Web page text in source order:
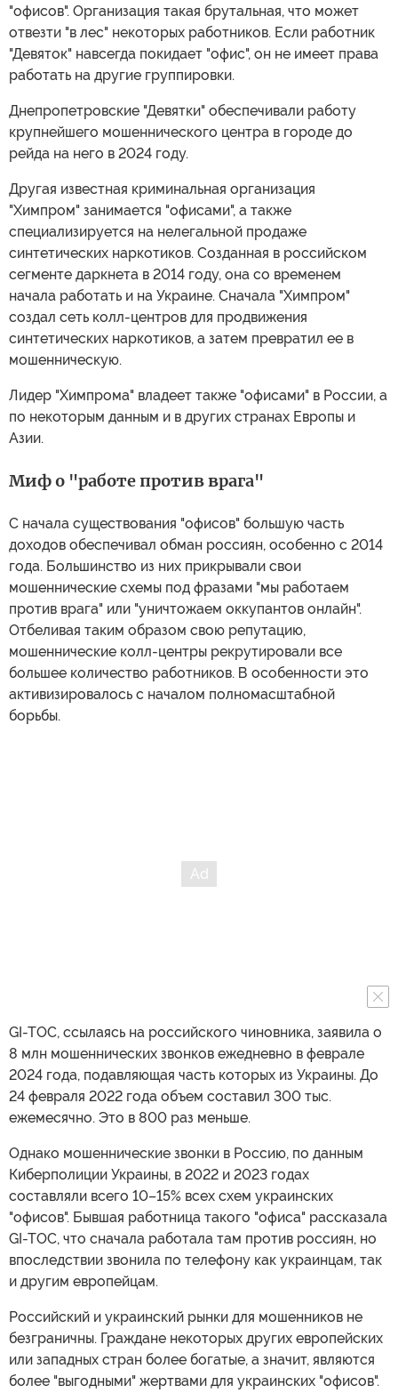
"офисов". Организация такая брутальная, что может
отвезти "в лес" некоторых работников. Если работник
"Девяток" навсегда покидает "офис", он не имеет права
работать на другие группировки.
Днепропетровские "Девятки" обеспечивали работу
крупнейшего мошеннического центра в городе до
рейда на него в 2024 году.
Другая известная криминальная организация
"Химпром" занимается "офисами", а также
специализируется на нелегальной продаже
синтетических наркотиков. Созданная в российском
сегменте даркнета в 2014 году, она со временем
начала работать и на Украине. Сначала "Химпром"
создал сеть колл-центров для продвижения
синтетических наркотиков, а затем превратил ее в
мошенническую.
Лидер "Химпрома" владеет также "офисами" в России, а
по некоторым данным и в других странах Европы и
Азии.
Миф о "работе против врага"
С начала существования "офисов" большую часть
доходов обеспечивал обман россиян, особенно с 2014
года. Большинство из них прикрывали свои
мошеннические схемы под фразами "мы работаем
против врага" или "уничтожаем оккупантов онлайн".
Отбеливая таким образом свою репутацию,
мошеннические колл-центры рекрутировали все
большее количество работников. В особенности это
активизировалось с началом полномасштабной
борьбы.
GI-TOC, ссылаясь на российского чиновника, заявила о
8 млн мошеннических звонков ежедневно в феврале
2024 года, подавляющая часть которых из Украины. До
24 февраля 2022 года объем составил 300 тыс.
ежемесячно. Это в 800 раз меньше.
Однако мошеннические звонки в Россию, по данным
Киберполиции Украины, в 2022 и 2023 годах
составляли всего 10–15% всех схем украинских
"офисов". Бывшая работница такого "офиса" рассказала
GI-TOC, что сначала работала там против россиян, но
впоследствии звонила по телефону как украинцам, так
и другим европейцам.
Российский и украинский рынки для мошенников не
безграничны. Граждане некоторых других европейских
или западных стран более богатые, а значит, являются
более "выгодными" жертвами для украинских "офисов".